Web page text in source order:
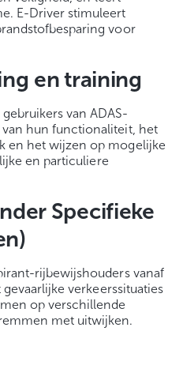
E-Driver stimuleert
voor
en training
van ADAS-
hun functionaliteit, het
en het wijzen op mogelijke
en particuliere
Specifieke
rijbewijshouders vanaf
verkeerssituaties
op verschillende
met uitwijken.